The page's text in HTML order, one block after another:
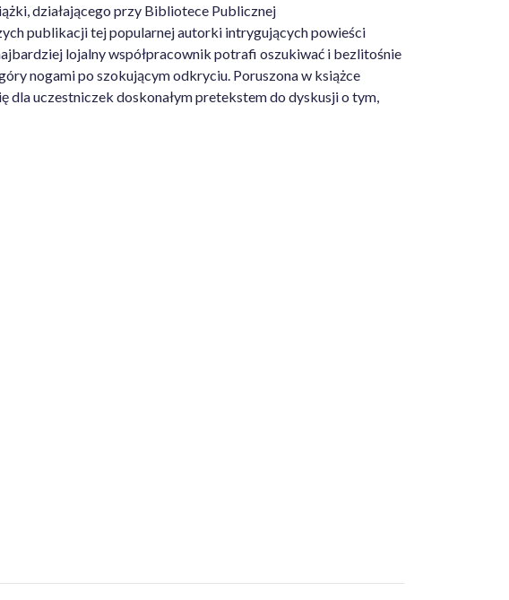
działającego przy Bibliotece Publicznej
publikacji tej popularnej autorki intrygujących powieści
lojalny współpracownik potrafi oszukiwać i bezlitośnie
nogami po szokującym odkryciu. Poruszona w książce
dla uczestniczek doskonałym pretekstem do dyskusji o tym,